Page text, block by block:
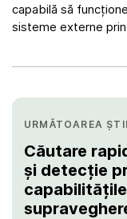
capabilă să
sisteme externe
URMĂTOAREA
Căutare
și detecție
capabilitățile